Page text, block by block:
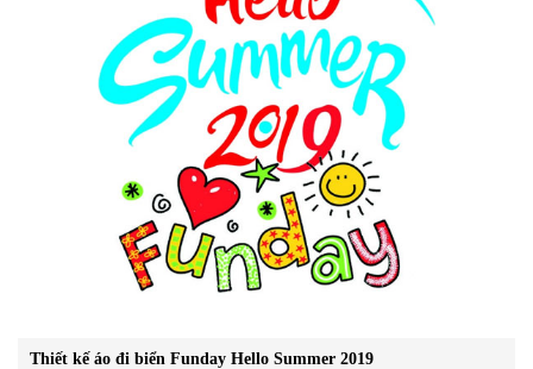
Thiết kế áo đi biển Funday Hello Summer 2019